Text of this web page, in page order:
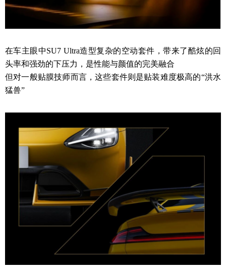
在车主眼中SU7 Ultra造型复杂的空动套件，带来了酷炫的回
头率和强劲的下压力，是性能与颜值的完美融合
但对一般贴膜技师而言，这些套件则是贴装难度极高的“洪水
猛兽”